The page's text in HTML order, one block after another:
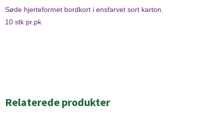
Søde hjerteformet bordkort i ensfarvet sort karton.
10 stk pr.pk
Relaterede produkter